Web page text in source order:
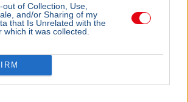
of Collection, Use,
and/or Sharing of my
that Is Unrelated with the
which it was collected.
Gábor Bálint legfőbb ügyészi
politikai támadásokra hivatkozva